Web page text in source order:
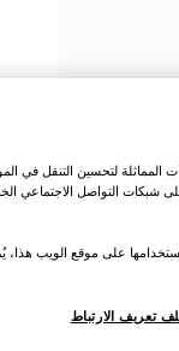
المماثلة لتحسين التنقل في
شبكات التواصل الاجتماعي
على موقع الويب هذا،
تعريف الارتباط